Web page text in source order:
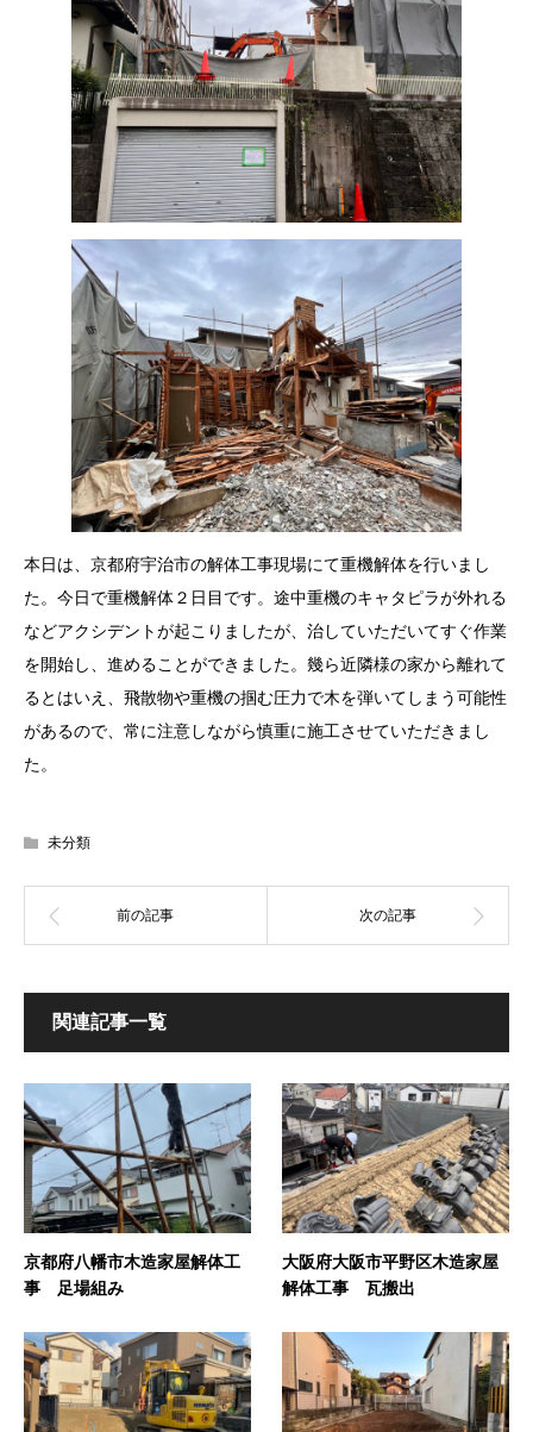
本日は、京都府宇治市の解体工事現場にて重機解体を行いまし
た。今日で重機解体２日目です。途中重機のキャタピラが外れる
などアクシデントが起こりましたが、治していただいてすぐ作業
を開始し、進めることができました。幾ら近隣様の家から離れて
るとはいえ、飛散物や重機の掴む圧力で木を弾いてしまう可能性
があるので、常に注意しながら慎重に施工させていただきまし
た。
未分類
関連記事一覧
京都府八幡市木造家屋解体工
事 足場組み
大阪府大阪市平野区木造家屋
解体工事 瓦搬出